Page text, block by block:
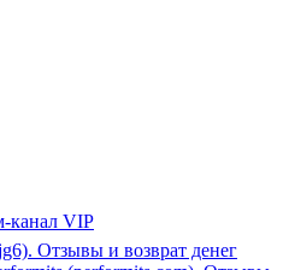
канал VIP
Отзывы и возврат денег